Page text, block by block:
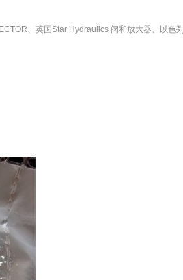
、英国Star Hydraulics 阀和放大器、以色列